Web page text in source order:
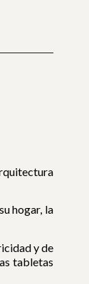
hogar, la
y de
tabletas